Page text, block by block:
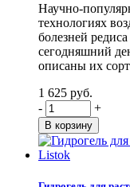
Научно-
технологиях
болезней
сегодняшний
описаны их
1 625 руб.
-
+